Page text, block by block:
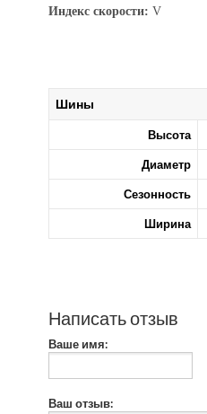
Индекс скорости: V
Шины
Высота
Диаметр
Сезонность
Ширина
Написать отзыв
Ваше имя:
Ваш отзыв: